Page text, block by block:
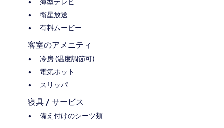
薄型テレビ
衛星放送
有料ムービー
客室のアメニティ
冷房 (温度調節可)
電気ポット
スリッパ
寝具 / サービス
備え付けのシーツ類